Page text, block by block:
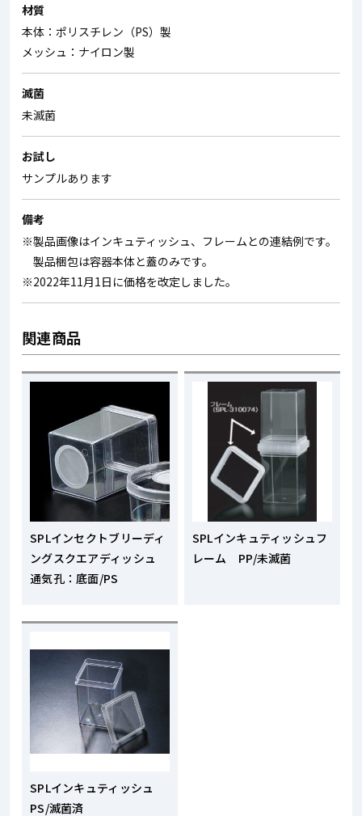
材質
本体：ポリスチレン（PS）製
メッシュ：ナイロン製
滅菌
未滅菌
お試し
サンプルあります
備考
※製品画像はインキュティッシュ、フレームとの連結例です。
製品梱包は容器本体と蓋のみです。
※2022年11月1日に価格を改定しました。
関連商品
SPLインセクトブリーディ
ングスクエアディッシュ
通気孔：底面/PS
SPLインキュティッシュフ
レーム PP/未滅菌
SPLインキュティッシュ
PS/滅菌済